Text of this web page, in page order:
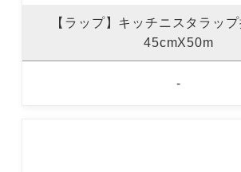
【ラップ】キッチニスタラッ
45cmX50m
-